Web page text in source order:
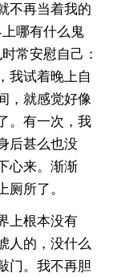
不再当着我的
哪有什么鬼
常安慰自己：
我试着晚上自
，就感觉好像
。有一次，我
后甚么也没
心来。渐渐
厕所了。
上根本没有
人的，没什么
门。我不再胆